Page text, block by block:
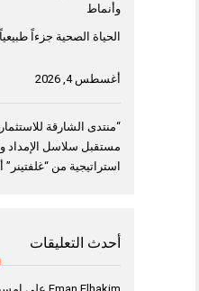
وأنماط
الحياة الصحية جزءاً
أغسطس 4, 2026
مستقبل سلاسل الإمداد
استراتيجية من “غلفتينر”
أحدث التعليقات
Eman Elhakim على